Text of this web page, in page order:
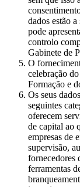
dados estão
pode
controlo
Gabinete de
O
celebração
Formação e
Os seus
seguintes
oferecem
de capital ao
empresas de
supervisão,
fornecedores
ferramentas